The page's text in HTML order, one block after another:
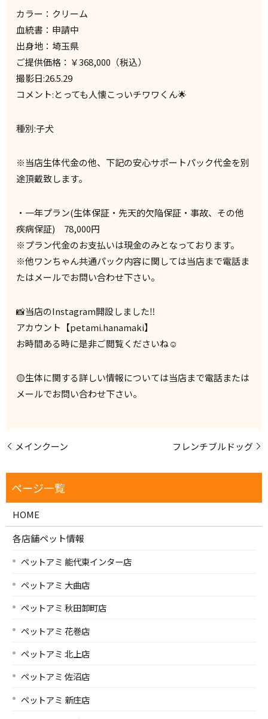
カラー：クリーム
血統書：申請中
出身地：埼玉県
ご提供価格：￥368,000（税込）
撮影日:26.5.29
コメント:とっても人懐こっいチワワくん🌟
種別:子犬
※当店生体代金の他、下記の安心サポートパック代金を別
途頂戴致します。
・一年プラン(生体保証・先天的欠陥保証・事故、その他
疾病保証) 78,000円
※プラン代金のお支払いは現金のみとなっております。
※他ワンちゃん共通パック内容に関しては当店まで電話ま
たはメールでお問い合わせ下さい。
📸当店のInstagram開設しました‼️
アカウント【petami.hanamaki】
お時間ある時に是非ご閲覧くださいね☺️
🟡生体に関する詳しい情報については当店まで電話または
メールでお問い合わせ下さい。
メインクーン フレンチブルドッグ
HOME
各店舗ペット情報
ペットアミ 能代東インター店
ペットアミ 大曲店
ペットアミ 秋田卸町店
ペットアミ 花巻店
ペットアミ 北上店
ペットアミ 佐沼店
ペットアミ 新庄店